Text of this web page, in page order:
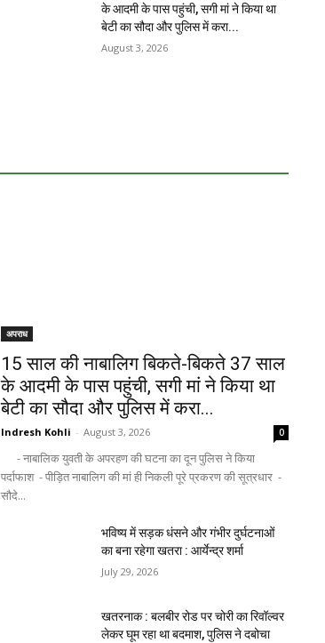
के आदमी के पास पहुंची, सगी मां ने किया था
बेटी का सौदा और पुलिस में करा...
August 3, 2026
अपराध
15 साल की नाबालिग बिकते-बिकते 37 साल
के आदमी के पास पहुंची, सगी मां ने किया था
बेटी का सौदा और पुलिस में करा...
Indresh Kohli - August 3, 2026 0
- नाबालिक युवती के अपरहण की घटना का दून पुलिस ने किया
पर्दाफाश - पीड़ित नाबालिग की मां ही निकली पूरे प्रकरण की सूत्रधार -
सौदे...
भविष्य में सड़क धंसने और गंभीर दुर्घटनाओं
का बना रहेगा खतरा : आर्येन्द्र शर्मा
July 29, 2026
खतरनाक : बलबीर रोड पर चोरी का रिवॉल्वर
लेकर घूम रहा था बदमाश, पुलिस ने दबोचा